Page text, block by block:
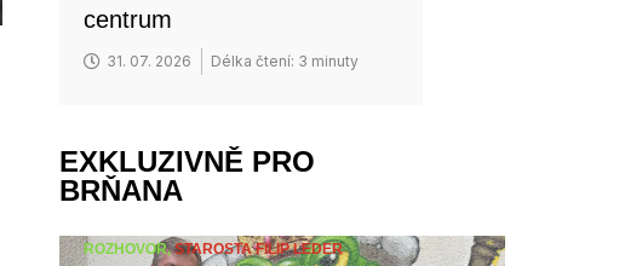
centrum
31. 07. 2026 Délka čtení: 3 minuty
EXKLUZIVNĚ PRO
BRŇANA
ROZHOVOR,STAROSTA FILIP LEDER